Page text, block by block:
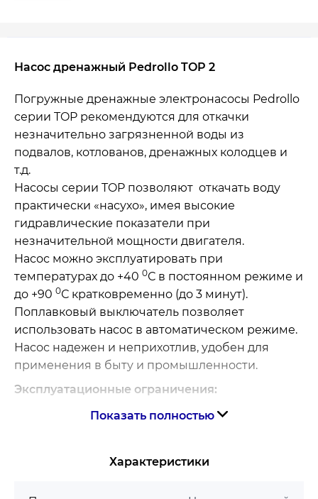
Насос дренажный Pedrollo TOP 2
Погружные дренажные электронасосы Pedrollo
серии TOP рекомендуются для откачки
незначительно загрязненной воды из
подвалов, котлованов, дренажных колодцев и
т.д.
Насосы серии TOP позволяют откачать воду
практически «насухо», имея высокие
гидравлические показатели при
незначительной мощности двигателя.
Насос можно эксплуатировать при
температурах до +40 0С в постоянном режиме и
до +90 0С кратковременно (до 3 минут).
Поплавковый выключатель позволяет
использовать насос в автоматическом режиме.
Насос надежен и неприхотлив, удобен для
применения в быту и промышленности.
Эксплуатационные ограничения:
Глубина применения - до 3 м
Прохождение твердых частиц во
Показать полностью
Характеристики